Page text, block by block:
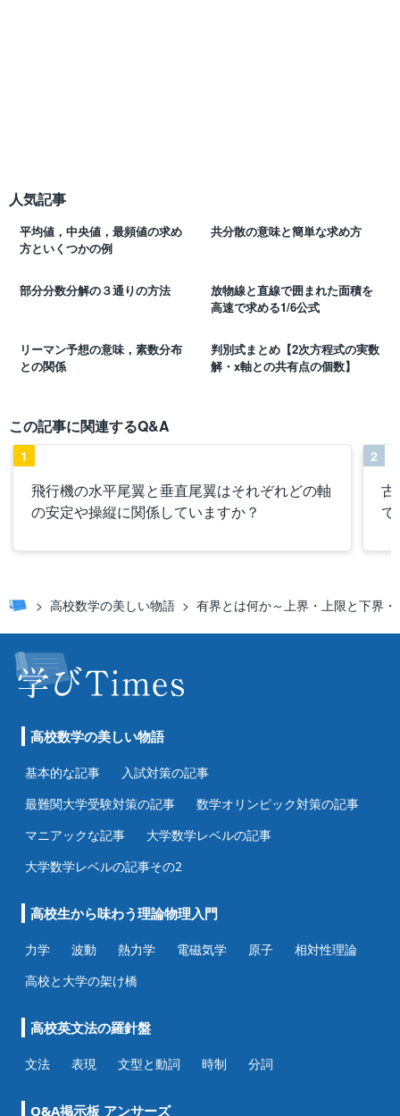
人気記事
平均値，中央値，最頻値の求め
方といくつかの例
共分散の意味と簡単な求め方
部分分数分解の３通りの方法
放物線と直線で囲まれた面積を
高速で求める1/6公式
リーマン予想の意味，素数分布
との関係
判別式まとめ【2次方程式の実数
解・x軸との共有点の個数】
この記事に関連するQ&A
飛行機の水平尾翼と垂直尾翼はそれぞれどの軸
の安定や操縦に関係していますか？
1
古
で
2
高校数学の美しい物語 有界とは何か～上界・上限と下界・
高校数学の美しい物語
基本的な記事
入試対策の記事
最難関大学受験対策の記事
数学オリンピック対策の記事
マニアックな記事
大学数学レベルの記事
大学数学レベルの記事その2
高校生から味わう理論物理入門
力学 波動 熱力学 電磁気学 原子
相対性理論
高校と大学の架け橋
高校英文法の羅針盤
文法 表現 文型と動詞 時制 分詞
Q&A掲示板 アンサーズ